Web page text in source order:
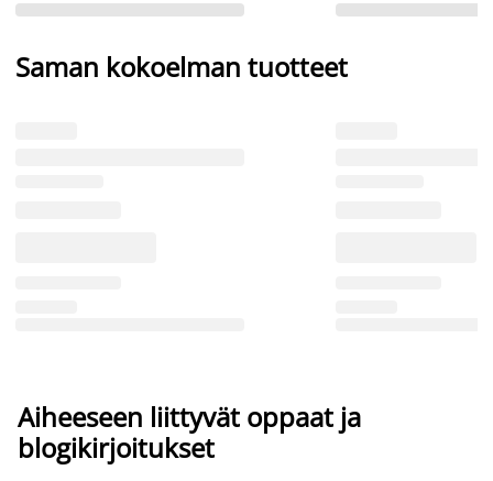
Saman kokoelman tuotteet
Aiheeseen liittyvät oppaat ja
blogikirjoitukset